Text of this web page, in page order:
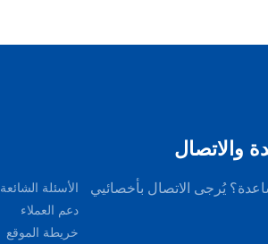
والاتصال
يُرجى الاتصال بأخصائيي
الأسئلة الشائعة
دعم العملاء
خريطة الموقع